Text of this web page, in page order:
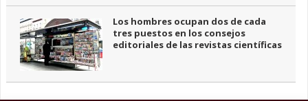
Los hombres ocupan dos de cada
tres puestos en los consejos
editoriales de las revistas científicas